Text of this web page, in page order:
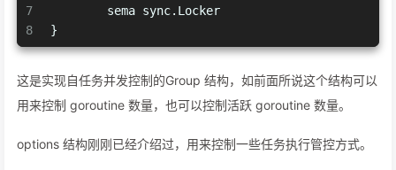
7
8
	sema sync.Locker
}
这是实现自任务并发控制的Group 结构，如前面所说这个结构可以
用来控制 goroutine 数量，也可以控制活跃 goroutine 数量。
options 结构刚刚已经介绍过，用来控制一些任务执行管控方式。